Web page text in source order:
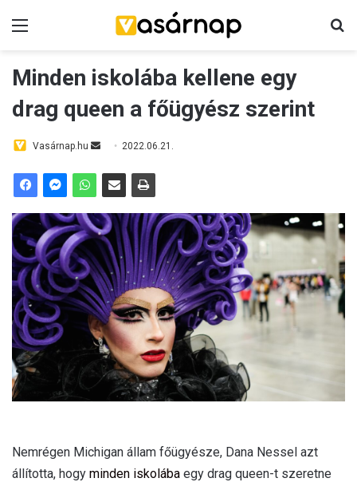
Minden iskolába kellene egy
drag queen a főügyész szerint
Vasárnap.hu
a
n
e
m
a
i
l
2022.06.21.
Nemrégen Michigan állam főügyésze, Dana Nessel azt
állította, hogy minden iskolába egy drag queen-t szeretne